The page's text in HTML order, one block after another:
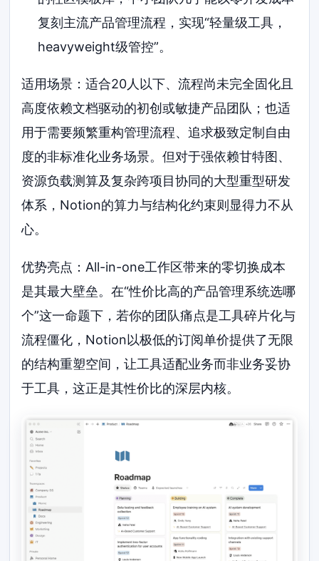
复刻主流产品管理流程，实现“轻量级工具，
heavyweight级管控”。
适用场景：适合20人以下、流程尚未完全固化且
高度依赖文档驱动的初创或敏捷产品团队；也适
用于需要频繁重构管理流程、追求极致定制自由
度的非标准化业务场景。但对于强依赖甘特图、
资源负载测算及复杂跨项目协同的大型重型研发
体系，Notion的算力与结构化约束则显得力不从
心。
优势亮点：All-in-one工作区带来的零切换成本
是其最大壁垒。在“性价比高的产品管理系统选哪
个”这一命题下，若你的团队痛点是工具碎片化与
流程僵化，Notion以极低的订阅单价提供了无限
的结构重塑空间，让工具适配业务而非业务妥协
于工具，这正是其性价比的深层内核。